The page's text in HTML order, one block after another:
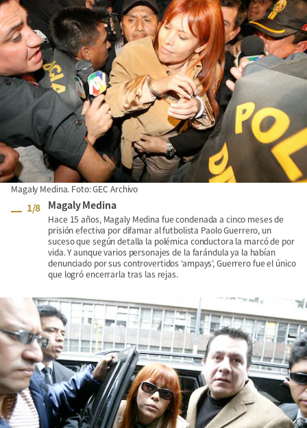
Magaly Medina. Foto: GEC Archivo
1/8 Magaly Medina
Hace 15 años, Magaly Medina fue condenada a cinco meses de
prisión efectiva por difamar al futbolista Paolo Guerrero, un
suceso que según detalla la polémica conductora la marcó de por
vida. Y aunque varios personajes de la farándula ya la habían
denunciado por sus controvertidos ‘ampays’, Guerrero fue el único
que logró encerrarla tras las rejas.